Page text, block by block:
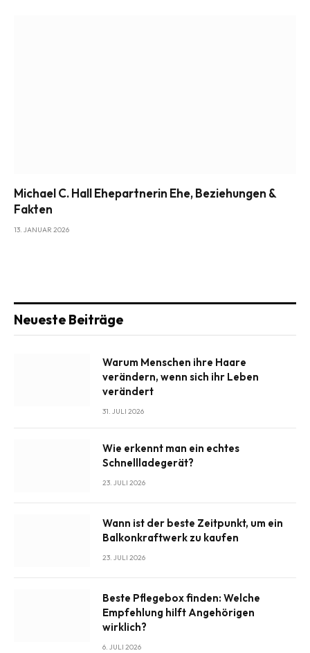
Michael C. Hall Ehepartnerin Ehe, Beziehungen &
Fakten
13. JANUAR 2026
Neueste Beiträge
Warum Menschen ihre Haare
verändern, wenn sich ihr Leben
verändert
31. JULI 2026
Wie erkennt man ein echtes
Schnellladegerät?
23. JULI 2026
Wann ist der beste Zeitpunkt, um ein
Balkonkraftwerk zu kaufen
23. JULI 2026
Beste Pflegebox finden: Welche
Empfehlung hilft Angehörigen
wirklich?
6. JULI 2026